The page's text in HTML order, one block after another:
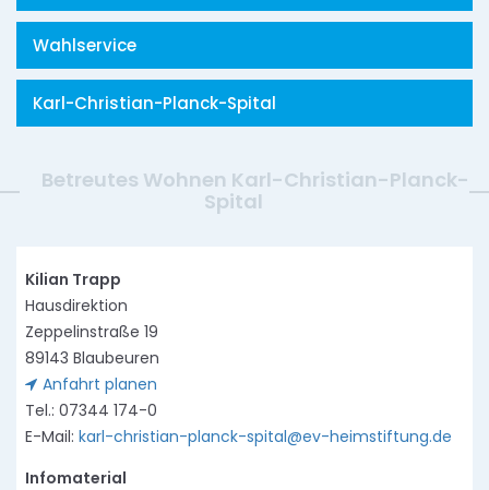
Wahlservice
Karl-Christian-Planck-Spital
Betreutes Wohnen Karl-Christian-Planck-
Spital
Kilian Trapp
Hausdirektion
Zeppelinstraße 19
89143 Blaubeuren
Anfahrt planen
Tel.: 07344 174-0
E-Mail: karl-christian-planck-spital@ev-heimstiftung.de
Infomaterial